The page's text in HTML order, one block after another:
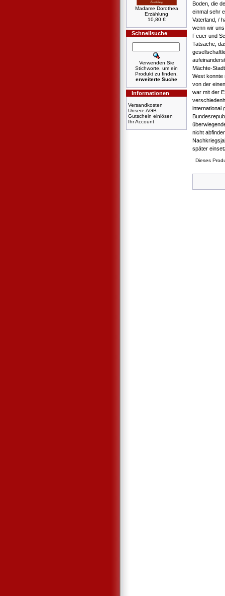
Madame Dorothea
Erzählung
10,80 €
Schnellsuche
Verwenden Sie
Stichworte, um ein
Produkt zu finden.
erweiterte Suche
Informationen
Versandkosten
Unsere AGB
Gutschein einlösen
Ihr Account
Boden, die
einmal sehr
Vaterland, /
wenn wir
Feuer und
Tatsache,
Mächte-
West konnte
von der
war mit der
international
nicht
später
Dieses